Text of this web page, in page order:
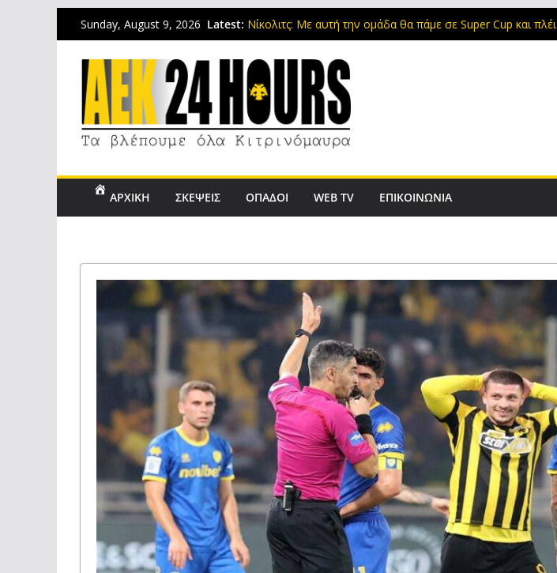
Sunday, August 9, 2026 Latest:
Ο Βιτάλις έδειξε ποιος είναι με μόλις δύο προπονήσεις
Νίκολιτς: Με αυτή την ομάδα θα πάμε σε Super Cup και πλέι
Τώρα φέρτε μας το Super Cup στη Νέα Φιλαδέλφεια
Είναι τρελοί αυτοί οι Ενωσίτες! 20.000 κόσμος στο ΝΑΟ για
την ΑΕΚΑΡΑ
Στη μνήμη του Μιχάλη της ΑΕΚ
ΑΡΧΙΚΗ ΣΚΕΨΕΙΣ ΟΠΑΔΟΙ WEB TV ΕΠΙΚΟΙΝΩΝΙΑ